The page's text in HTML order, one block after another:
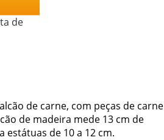
de
de carne, com peças de carne
de madeira mede 13 cm de
de 10 a 12 cm.